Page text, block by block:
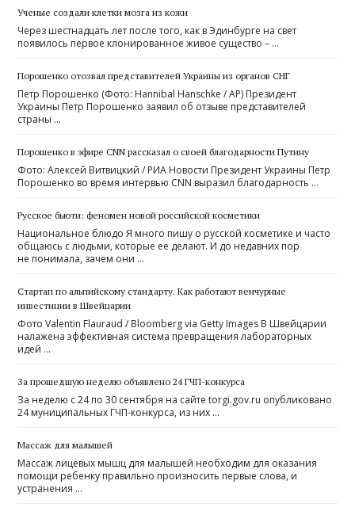
Ученые создали клетки мозга из кожи
Через шестнадцать лет после того, как в Эдинбурге на свет
появилось первое клонированное живое существо – …
Порошенко отозвал представителей Украины из органов СНГ
Петр Порошенко (Фото: Hannibal Hanschke / AP) Президент
Украины Петр Порошенко заявил об отзыве представителей
страны …
Порошенко в эфире CNN рассказал о своей благодарности Путину
Фото: Алексей Витвицкий / РИА Новости Президент Украины Петр
Порошенко во время интервью CNN выразил благодарность …
Русское бьюти: феномен новой российской косметики
Национальное блюдо Я много пишу о русской косметике и часто
общаюсь с людьми, которые ее делают. И до недавних пор
не понимала, зачем они …
Стартап по альпийскому стандарту. Как работают венчурные
инвестиции в Швейцарии
Фото Valentin Flauraud / Bloomberg via Getty Images В Швейцарии
налажена эффективная система превращения лабораторных
идей …
За прошедшую неделю объявлено 24 ГЧП-конкурса
За неделю с 24 по 30 сентября на сайте torgi.gov.ru опубликовано
24 муниципальных ГЧП-конкурса, из них …
Массаж для малышей
Массаж лицевых мышц для малышей необходим для оказания
помощи ребенку правильно произносить первые слова, и
устранения …